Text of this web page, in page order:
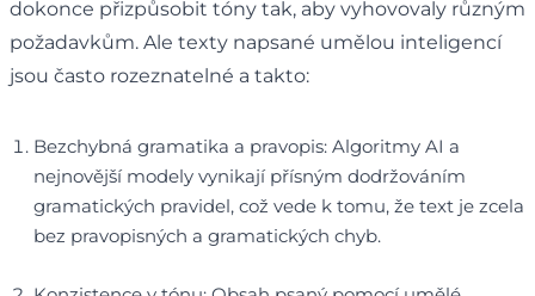
dokonce přizpůsobit tóny tak, aby vyhovovaly různým
požadavkům. Ale texty napsané umělou inteligencí
jsou často rozeznatelné a takto:
Bezchybná gramatika a pravopis: Algoritmy AI a
nejnovější modely vynikají přísným dodržováním
gramatických pravidel, což vede k tomu, že text je zcela
bez pravopisných a gramatických chyb.